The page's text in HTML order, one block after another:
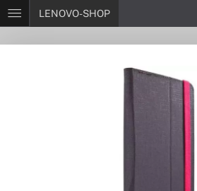
LENOVO-SHOP